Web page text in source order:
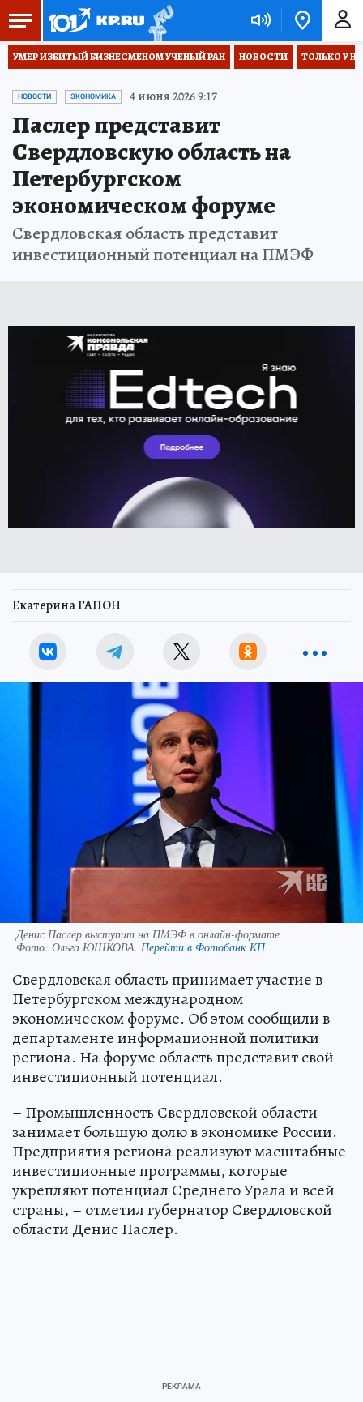
УМЕР ИЗБИТЫЙ БИЗНЕСМЕНОМ УЧЕНЫЙ РАН НОВОСТИ ТОЛЬКО У
НОВОСТИ ЭКОНОМИКА 4 июня 2026 9:17
Паслер представит
Свердловскую область на
Петербургском
экономическом форуме
Свердловская область представит
инвестиционный потенциал на ПМЭФ
Екатерина ГАПОН
Денис Паслер выступит на ПМЭФ в онлайн-формате
Фото: Ольга ЮШКОВА. Перейти в Фотобанк КП
Свердловская область принимает участие в
Петербургском международном
экономическом форуме. Об этом сообщили в
департаменте информационной политики
региона. На форуме область представит свой
инвестиционный потенциал.
– Промышленность Свердловской области
занимает большую долю в экономике России.
Предприятия региона реализуют масштабные
инвестиционные программы, которые
укрепляют потенциал Среднего Урала и всей
страны, – отметил губернатор Свердловской
области Денис Паслер.